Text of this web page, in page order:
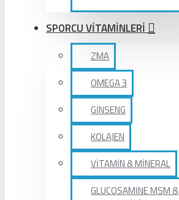
SPORCU VİTAMİNLERİ
ZMA
OMEGA 3
GİNSENG
KOLAJEN
VİTAMİN & MİNERAL
GLUCOSAMİNE MSM &